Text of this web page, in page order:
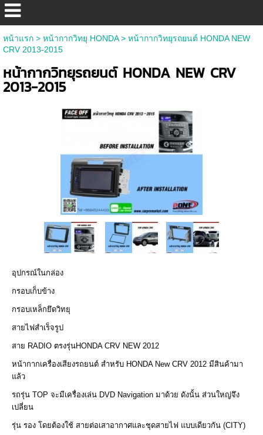
หน้าแรก> หน้ากากวิทยุ HONDA> หน้ากากวิทยุรถยนต์ HONDA NEW
CRV 2013-2015
หน้ากากวิทยุรถยนต์ HONDA NEW CRV
2013-2015
อุปกรณ์ในกล่อง
กรอบเก็บข้าง
กรอบเหล็กยึดวิทยุ
สายไฟสำเร็จรูป
สาย RADIO ตรงรุ่นHONDA CRV NEW 2012
หน้ากากเครื่องเสียงรถยนต์ สำหรับ HONDA New CRV 2012 มีสินค้ามา
แล้ว
รถรุ่น TOP จะมีเครื่องเล่น DVD Navigation มาด้วย ดังนั้น ส่วนใหญ่จึง
เปลี่ยน
รุ่น รอง โดยต้องใช้ สายต่อเสาอากาศและชุดสายไฟ แบบเดียวกัน (CITY)